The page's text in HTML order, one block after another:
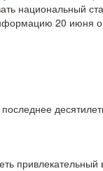
20 июня
привлекательный